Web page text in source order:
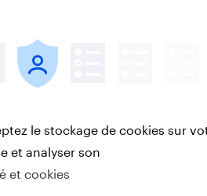
liberté et
le stockage de cookies sur
et analyser son
et cookies